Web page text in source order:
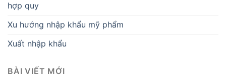
hợp quy
Xu hướng nhập khẩu mỹ phẩm
Xuất nhập khẩu
BÀI VIẾT MỚI